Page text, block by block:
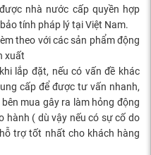
nhà nước cấp quyền hợp
tính pháp lý tại Việt Nam.
theo với các sản phẩm động
xuất
lắp đặt, nếu có vấn đề khác
cấp để được tư vấn nhanh,
mua gây ra làm hỏng động
hành ( dù vậy nếu có sự cố do
trợ tốt nhất cho khách hàng